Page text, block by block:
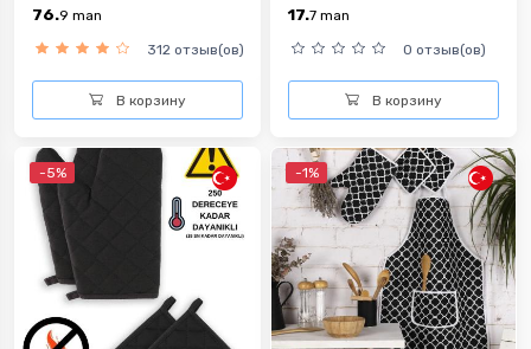
76.9 man
312 отзыв(ов)
В корзину
17.7 man
0 отзыв(ов)
В корзину
-5% -1%